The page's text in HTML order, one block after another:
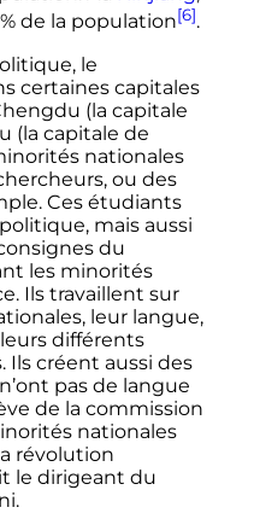
% de la population[6].
le
certaines capitales
(la capitale
(la capitale de
nationales
ou des
Ces étudiants
mais aussi
du
les minorités
Ils travaillent sur
leur langue,
différents
créent aussi des
pas de langue
de la commission
nationales
révolution
le dirigeant du